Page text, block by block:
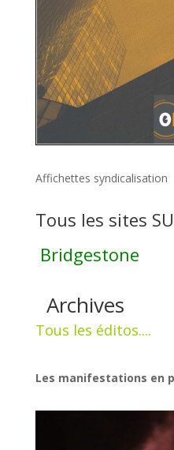
Affichettes syndicalisation
Tous les sites
Bridgestone
Archives
Tous les éditos....
Les manifestations en